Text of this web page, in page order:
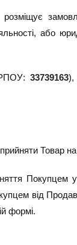
або
33739163),
Товар
Покупцем
від
формі.